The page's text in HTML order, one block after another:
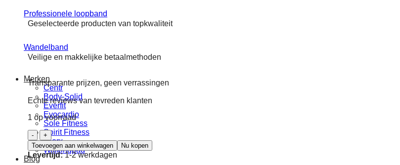
Professionele loopband
Wandelband
Merken
Centr
Body-Solid
Everfit
Evocardio
Sole Fitness
Spirit Fitness
Toorx
Walkingpad
Blog
Geselecteerde producten van topkwaliteit
Veilige en makkelijke betaalmethoden
Transparante prijzen, geen verrassingen
Echte reviews van tevreden klanten
1 op voorraad
Everfit
Loopband
TFK-
135-
Toevoegen aan winkelwagen Nu kopen
Levertijd:1-2 werkdagen